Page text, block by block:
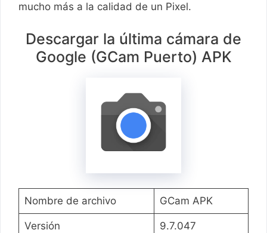
mucho más a la calidad de un Pixel.
Descargar la última cámara de
Google (GCam Puerto) APK
Nombre de archivo GCam APK
Versión 9.7.047